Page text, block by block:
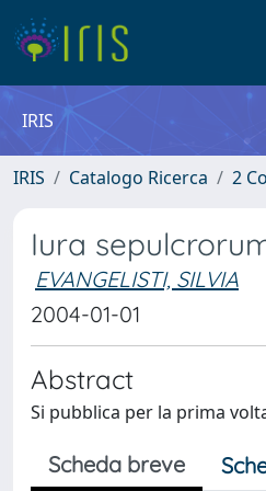
IRIS
IRIS Catalogo Ricerca 2
Iura
EVANGELISTI, SILVIA
2004-01-01
Abstract
Si pubblica per la prima
Scheda breve